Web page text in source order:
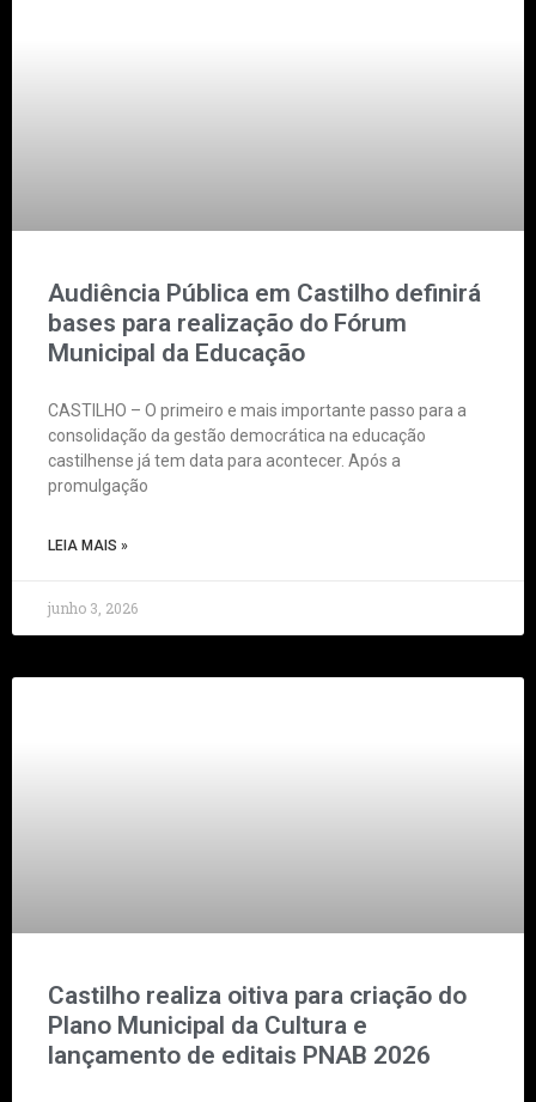
Audiência Pública em Castilho definirá
bases para realização do Fórum
Municipal da Educação
CASTILHO – O primeiro e mais importante passo para a
consolidação da gestão democrática na educação
castilhense já tem data para acontecer. Após a
promulgação
LEIA MAIS »
junho 3, 2026
Castilho realiza oitiva para criação do
Plano Municipal da Cultura e
lançamento de editais PNAB 2026